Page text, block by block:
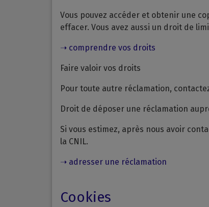
Vous pouvez accéder et obtenir une
effacer. Vous avez aussi un droit de
➝ comprendre vos droits
Faire valoir vos droits
Pour toute autre réclamation,
Droit de déposer une réclamation
Si vous estimez, après nous avoir
la CNIL.
➝ adresser une réclamation
Cookies